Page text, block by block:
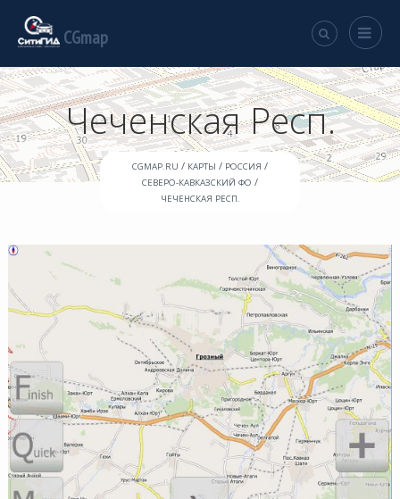
CGmap
Чеченская Респ.
CGMAP.RU / КАРТЫ / РОССИЯ /
СЕВЕРО-КАВКАЗСКИЙ ФО /
ЧЕЧЕНСКАЯ РЕСП.